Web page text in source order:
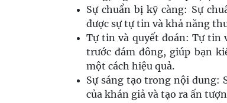
Sự chuẩn bị kỹ càng: Sự
được sự tự tin và khả năng
Tự tin và quyết đoán: Tự tin
trước đám đông, giúp bạn
một cách hiệu quả.
Sự sáng tạo trong nội dung:
của khán giả và tạo ra ấn